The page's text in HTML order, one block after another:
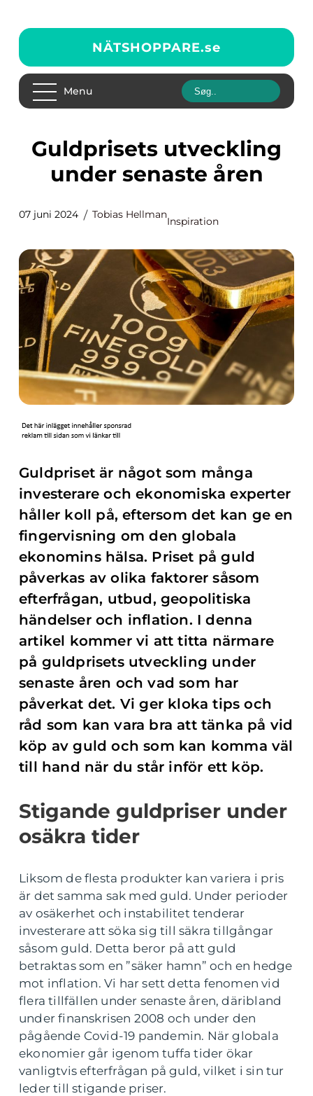
NÄTSHOPPARE.se
Menu
Guldprisets utveckling
under senaste åren
07 juni 2024 Tobias Hellman
Inspiration
Guldpriset är något som många
investerare och ekonomiska experter
håller koll på, eftersom det kan ge en
fingervisning om den globala
ekonomins hälsa. Priset på guld
påverkas av olika faktorer såsom
efterfrågan, utbud, geopolitiska
händelser och inflation. I denna
artikel kommer vi att titta närmare
på guldprisets utveckling under
senaste åren och vad som har
påverkat det. Vi ger kloka tips och
råd som kan vara bra att tänka på vid
köp av guld och som kan komma väl
till hand när du står inför ett köp.
Stigande guldpriser under
osäkra tider
Liksom de flesta produkter kan variera i pris
är det samma sak med guld. Under perioder
av osäkerhet och instabilitet tenderar
investerare att söka sig till säkra tillgångar
såsom guld. Detta beror på att guld
betraktas som en ”säker hamn” och en hedge
mot inflation. Vi har sett detta fenomen vid
flera tillfällen under senaste åren, däribland
under finanskrisen 2008 och under den
pågående Covid-19 pandemin. När globala
ekonomier går igenom tuffa tider ökar
vanligtvis efterfrågan på guld, vilket i sin tur
leder till stigande priser.